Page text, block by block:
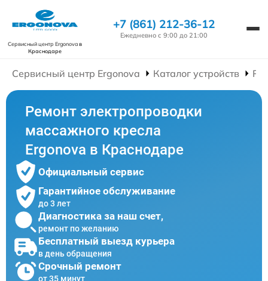
Сервисный центр Ergonovaв
Краснодаре
+7 (861) 212-36-12
Ежедневно с 9:00 до 21:00
Сервисный центр Ergonova Каталог устройств
Ремонт электропроводки
массажного кресла
Ergonova в Краснодаре
Официальный сервис
Гарантийное обслуживание
до 3 лет
Диагностика за наш счет,
ремонт по желанию
Бесплатный выезд курьера
в день обращения
Срочный ремонт
от 35 минут